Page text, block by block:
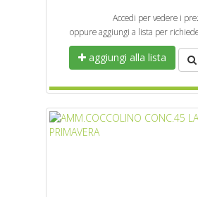
Accedi per vedere i
oppure aggiungi a lista per
aggiungi alla lista